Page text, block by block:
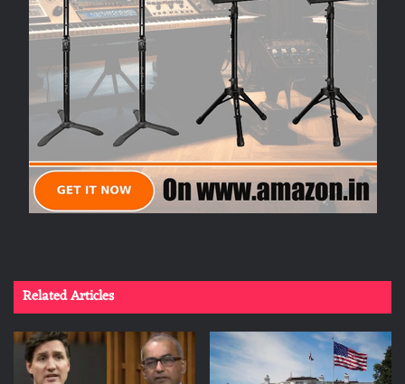
Related Articles